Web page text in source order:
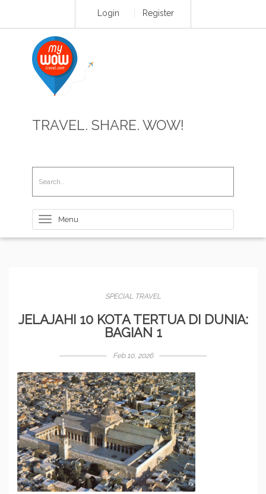
Login Register
TRAVEL. SHARE. WOW!
navigation
SPECIAL TRAVEL
JELAJAHI 10 KOTA TERTUA DI DUNIA:
BAGIAN 1
Feb 10, 2026